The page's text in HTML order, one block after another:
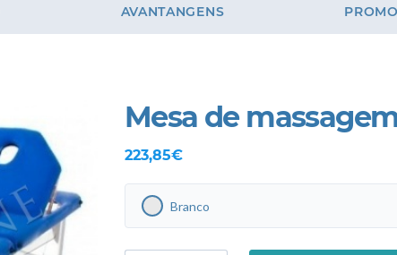
AVANTANGENS
Mesa de
223,85€
Branco